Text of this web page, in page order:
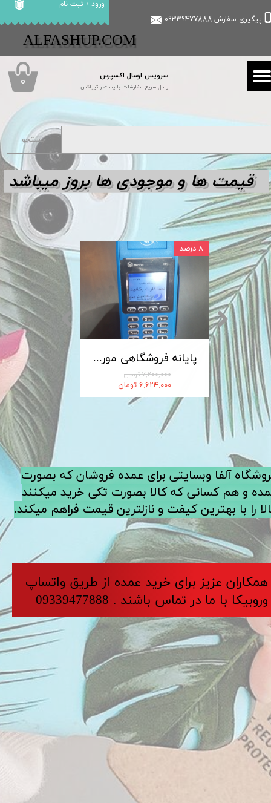
سرویس ارسال اکسپرس
ارسال سریع سفارشات با پست و تیپاکس
پیگیری سفارش:09339477888
ورود / ثبت نام
حساب کاربری من
تغییر گذر واژه
سفارشات
​​ALFASHUP.COM
۰
پایانه فروشگاهی مورفان MoreFun مدل H9
۷,۲۰۰,۰۰۰ تومان
۶,۶۲۴,۰۰۰ تومان
۸ درصد
کابل شارژ MICRO-USB اندروید LDNIO الدینیو مدل XS-07 متراژ 1 متر
جستجو
آلفا وبسایتی برای عمده فروشان که بصورت
و هم کسانی که کالا بصورت تکی خرید میکنند
را با بهترین کیفت و نازلترین قیمت فراهم میکند.
​​​همکاران عزیز برای خرید عمده از طریق واتساپ
وروبیکا با ما در تماس باشند . 09339477888
قیمت ها و موجودی ها بروز میباشد